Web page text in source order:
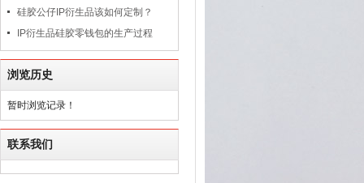
硅胶公仔IP衍生品该如何定制？
IP衍生品硅胶零钱包的生产过程
浏览历史
暂时浏览记录！
联系我们